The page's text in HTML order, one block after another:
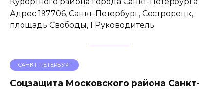
Адрес 197706, Санкт-Петербург, Сестрорецк,
площадь Свободы, 1 Руководитель
САНКТ-ПЕТЕРБУРГ
Соцзащита Московского района Санкт-